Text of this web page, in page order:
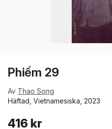
Phiếm 29
Av Thao Song
Häftad, Vietnamesiska, 2023
416 kr